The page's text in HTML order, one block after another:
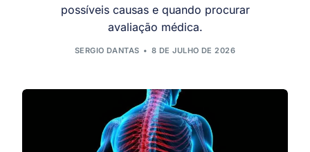
possíveis causas e quando procurar
avaliação médica.
SERGIO DANTAS 8 DE JULHO DE 2026